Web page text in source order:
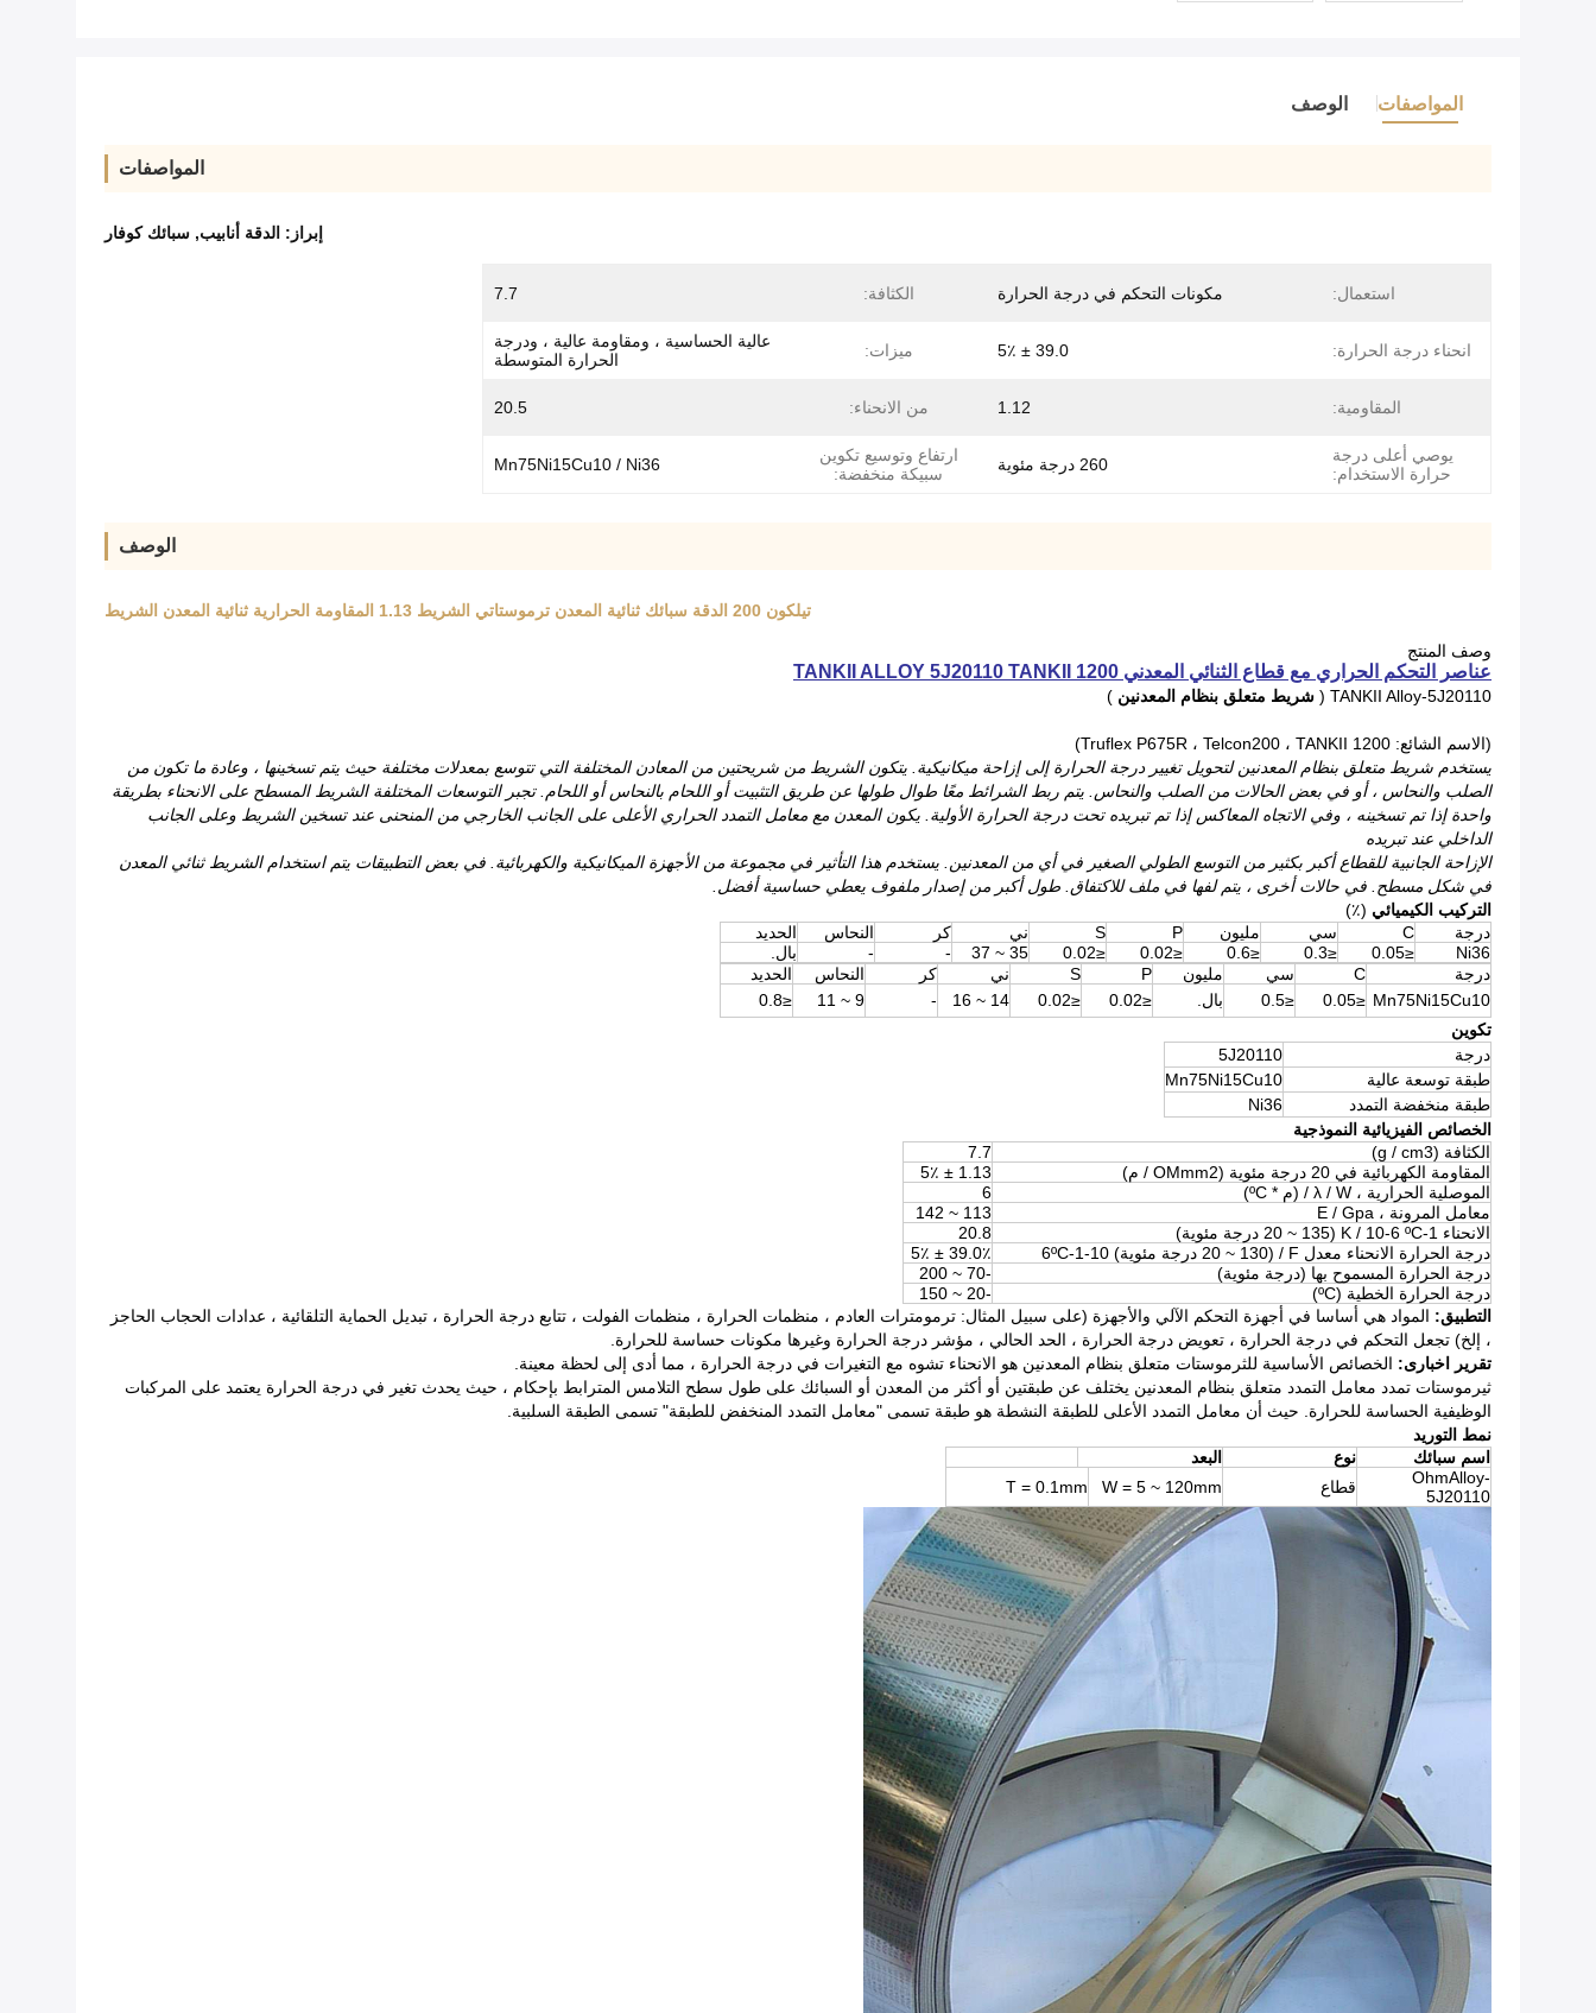
المواصفات الوصف
المواصفات
إبراز: الدقة أنابيب, سبائك كوفار
استعمال: مكونات التحكم في درجة الحرارة الكثافة: 7.7
انحناء درجة الحرارة: 39.0 ± 5٪ ميزات:
عالية الحساسية ، ومقاومة عالية ، ودرجة
الحرارة المتوسطة
المقاومية: 1.12 من الانحناء: 20.5
يوصي أعلى درجة
حرارة الاستخدام:
260 درجة مئوية
ارتفاع وتوسيع تكوين
سبيكة منخفضة:
Mn75Ni15Cu10 / Ni36
الوصف
تيلكون 200 الدقة سبائك ثنائية المعدن ترموستاتي الشريط 1.13 المقاومة الحرارية ثنائية المعدن الشريط
وصف المنتج
عناصر التحكم الحراري مع قطاع الثنائي المعدني TANKII ALLOY 5J20110 TANKII 1200
TANKII Alloy-5J20110 ( شريط متعلق بنظام المعدنين )
(الاسم الشائع: Truflex P675R ، Telcon200 ، TANKII 1200)
يستخدم شريط متعلق بنظام المعدنين لتحويل تغيير درجة الحرارة إلى إزاحة ميكانيكية. يتكون الشريط من شريحتين من المعادن المختلفة التي تتوسع بمعدلات مختلفة حيث يتم تسخينها ، وعادة ما تكون من
الصلب والنحاس ، أو في بعض الحالات من الصلب والنحاس. يتم ربط الشرائط معًا طوال طولها عن طريق التثبيت أو اللحام بالنحاس أو اللحام. تجبر التوسعات المختلفة الشريط المسطح على الانحناء بطريقة
واحدة إذا تم تسخينه ، وفي الاتجاه المعاكس إذا تم تبريده تحت درجة الحرارة الأولية. يكون المعدن مع معامل التمدد الحراري الأعلى على الجانب الخارجي من المنحنى عند تسخين الشريط وعلى الجانب
الداخلي عند تبريده
الإزاحة الجانبية للقطاع أكبر بكثير من التوسع الطولي الصغير في أي من المعدنين. يستخدم هذا التأثير في مجموعة من الأجهزة الميكانيكية والكهربائية. في بعض التطبيقات يتم استخدام الشريط ثنائي المعدن
في شكل مسطح. في حالات أخرى ، يتم لفها في ملف للاكتفاق. طول أكبر من إصدار ملفوف يعطي حساسية أفضل.
التركيب الكيميائي (٪)
درجة
C سي مليون P
S ني كر النحاس
الحديد
Ni36
≤0.05
≤0.3
≤0.6
≤0.02
≤0.02
35 ~ 37
-
-
بال.
درجة
C سي مليون P
S ني كر النحاس
الحديد
Mn75Ni15Cu10
≤0.05
≤0.5 بال. ≤0.02
≤0.02
14 ~ 16
-
9 ~ 11
≤0.8
تكوين
درجة
5J20110
طبقة توسعة عالية
Mn75Ni15Cu10
طبقة منخفضة التمدد
Ni36
الخصائص الفيزيائية النموذجية
الكثافة (g / cm3)
7.7
المقاومة الكهربائية في 20 درجة مئوية (OMmm2 / م)
1.13 ± 5٪
الموصلية الحرارية ، λ / W / (م * ºC)
6
معامل المرونة ، E / Gpa
113 ~ 142
الانحناء K / 10-6 ºC-1 (20 ~ 135 درجة مئوية)
20.8
درجة الحرارة الانحناء معدل F / (20 ~ 130 درجة مئوية) 10-6ºC-1
39.0٪ ± 5٪
درجة الحرارة المسموح بها (درجة مئوية)
-70 ~ 200
درجة الحرارة الخطية (ºC)
-20 ~ 150
التطبيق: المواد هي أساسا في أجهزة التحكم الآلي والأجهزة (على سبيل المثال: ترمومترات العادم ، منظمات الحرارة ، منظمات الفولت ، تتابع درجة الحرارة ، تبديل الحماية التلقائية ، عدادات الحجاب الحاجز
، إلخ) تجعل التحكم في درجة الحرارة ، تعويض درجة الحرارة ، الحد الحالي ، مؤشر درجة الحرارة وغيرها مكونات حساسة للحرارة.
تقرير اخبارى: الخصائص الأساسية للثرموستات متعلق بنظام المعدنين هو الانحناء تشوه مع التغيرات في درجة الحرارة ، مما أدى إلى لحظة معينة.
ثيرموستات تمدد معامل التمدد متعلق بنظام المعدنين يختلف عن طبقتين أو أكثر من المعدن أو السبائك على طول سطح التلامس المترابط بإحكام ، حيث يحدث تغير في درجة الحرارة يعتمد على المركبات
الوظيفية الحساسة للحرارة. حيث أن معامل التمدد الأعلى للطبقة النشطة هو طبقة تسمى "معامل التمدد المنخفض للطبقة" تسمى الطبقة السلبية.
نمط التوريد
اسم سبائك
نوع
البعد
OhmAlloy-
5J20110
قطاع W = 5 ~ 120mm
T = 0.1mm